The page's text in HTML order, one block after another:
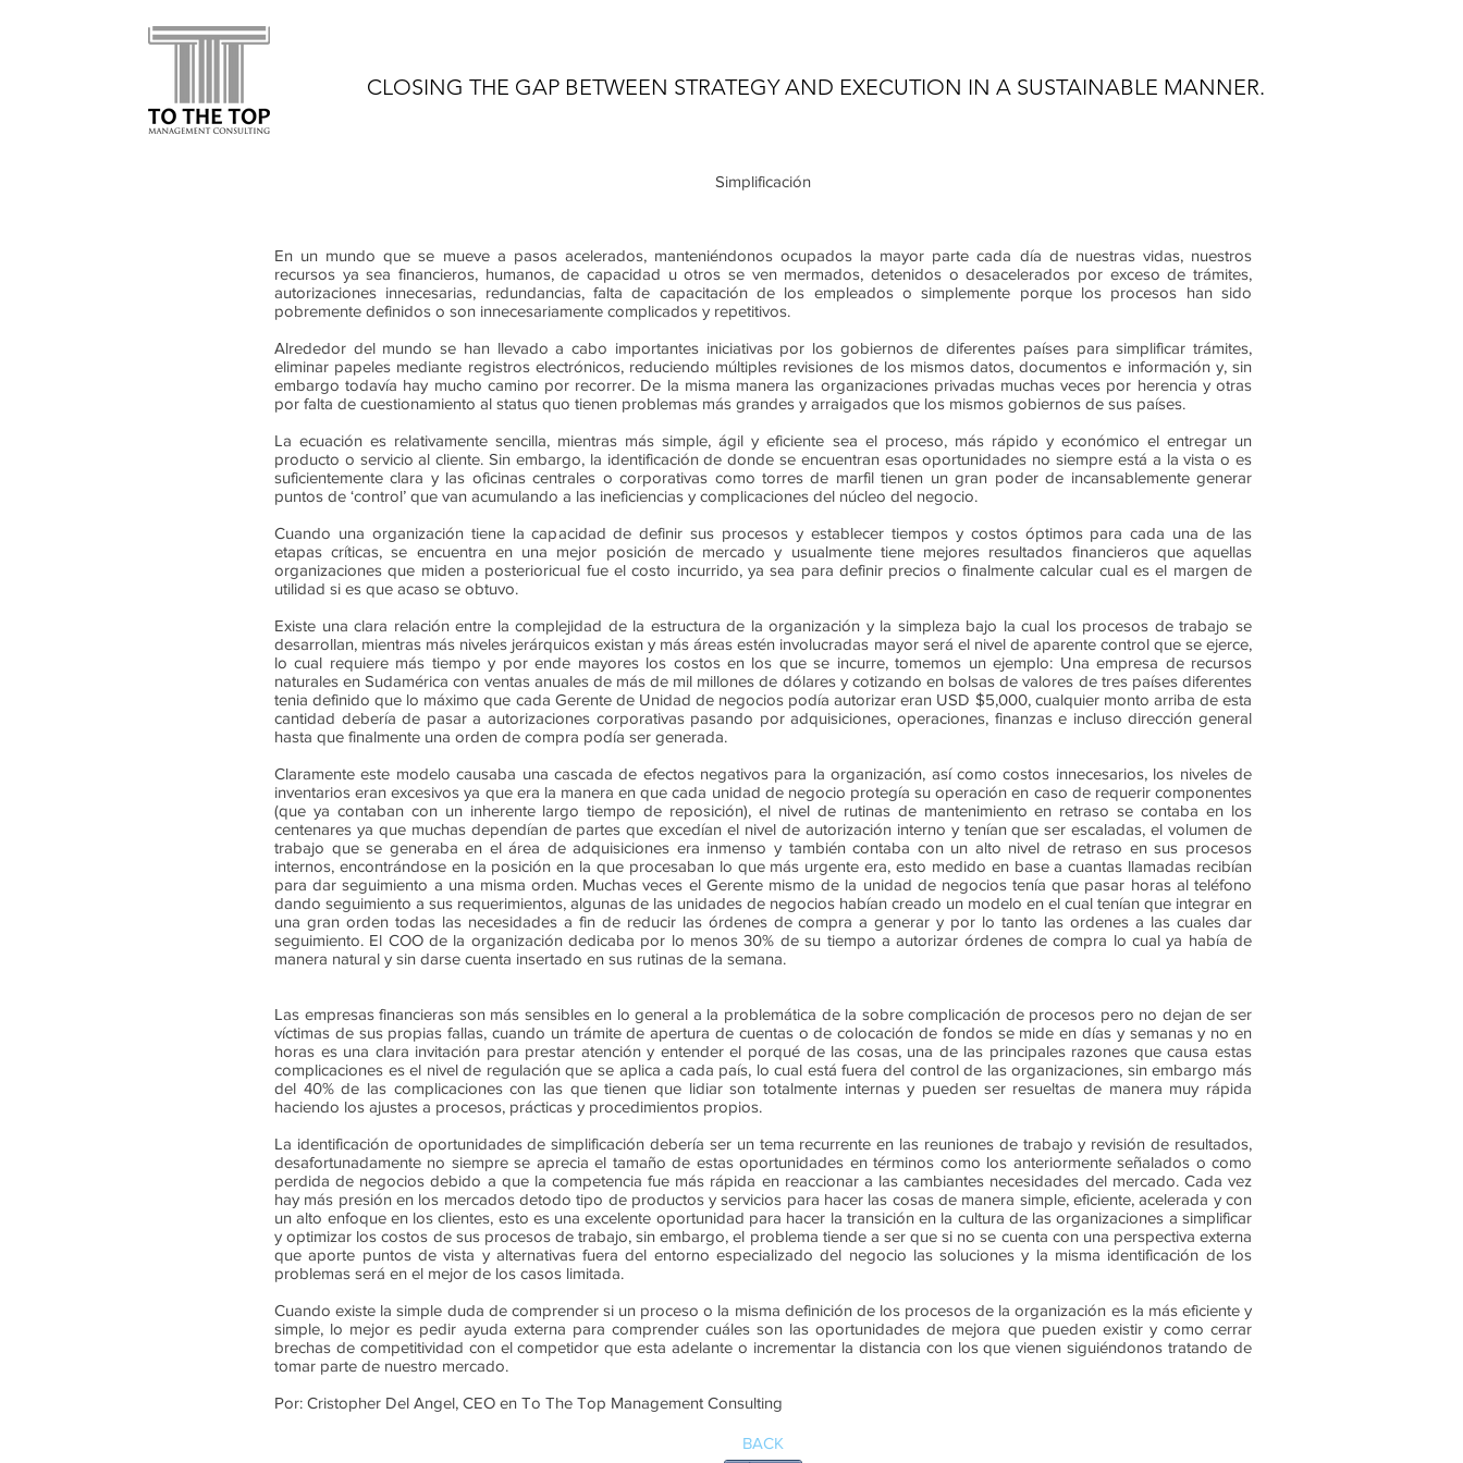
CLOSING THE GAP BETWEEN STRATEGY AND EXECUTION IN A SUSTAINABLE MANNER.
Simplificación
En un mundo que se mueve a pasos acelerados, manteniéndonos ocupados la mayor parte cada día de nuestras vidas, nuestros
recursos ya sea financieros, humanos, de capacidad u otros se ven mermados, detenidos o desacelerados por exceso de trámites,
autorizaciones innecesarias, redundancias, falta de capacitación de los empleados o simplemente porque los procesos han sido
pobremente definidos o son innecesariamente complicados y repetitivos.
Alrededor del mundo se han llevado a cabo importantes iniciativas por los gobiernos de diferentes países para simplificar trámites,
eliminar papeles mediante registros electrónicos, reduciendo múltiples revisiones de los mismos datos, documentos e información y, sin
embargo todavía hay mucho camino por recorrer. De la misma manera las organizaciones privadas muchas veces por herencia y otras
por falta de cuestionamiento al status quo tienen problemas más grandes y arraigados que los mismos gobiernos de sus países.
La ecuación es relativamente sencilla, mientras más simple, ágil y eficiente sea el proceso, más rápido y económico el entregar un
producto o servicio al cliente. Sin embargo, la identificación de donde se encuentran esas oportunidades no siempre está a la vista o es
suficientemente clara y las oficinas centrales o corporativas como torres de marfil tienen un gran poder de incansablemente generar
puntos de ‘control’ que van acumulando a las ineficiencias y complicaciones del núcleo del negocio.
Cuando una organización tiene la capacidad de definir sus procesos y establecer tiempos y costos óptimos para cada una de las
etapas críticas, se encuentra en una mejor posición de mercado y usualmente tiene mejores resultados financieros que aquellas
organizaciones que miden a posterioricual fue el costo incurrido, ya sea para definir precios o finalmente calcular cual es el margen de
utilidad si es que acaso se obtuvo.
Existe una clara relación entre la complejidad de la estructura de la organización y la simpleza bajo la cual los procesos de trabajo se
desarrollan, mientras más niveles jerárquicos existan y más áreas estén involucradas mayor será el nivel de aparente control que se ejerce,
lo cual requiere más tiempo y por ende mayores los costos en los que se incurre, tomemos un ejemplo: Una empresa de recursos
naturales en Sudamérica con ventas anuales de más de mil millones de dólares y cotizando en bolsas de valores de tres países diferentes
tenia definido que lo máximo que cada Gerente de Unidad de negocios podía autorizar eran USD $5,000, cualquier monto arriba de esta
cantidad debería de pasar a autorizaciones corporativas pasando por adquisiciones, operaciones, finanzas e incluso dirección general
hasta que finalmente una orden de compra podía ser generada.
Claramente este modelo causaba una cascada de efectos negativos para la organización, así como costos innecesarios, los niveles de
inventarios eran excesivos ya que era la manera en que cada unidad de negocio protegía su operación en caso de requerir componentes
(que ya contaban con un inherente largo tiempo de reposición), el nivel de rutinas de mantenimiento en retraso se contaba en los
centenares ya que muchas dependían de partes que excedían el nivel de autorización interno y tenían que ser escaladas, el volumen de
trabajo que se generaba en el área de adquisiciones era inmenso y también contaba con un alto nivel de retraso en sus procesos
internos, encontrándose en la posición en la que procesaban lo que más urgente era, esto medido en base a cuantas llamadas recibían
para dar seguimiento a una misma orden. Muchas veces el Gerente mismo de la unidad de negocios tenía que pasar horas al teléfono
dando seguimiento a sus requerimientos, algunas de las unidades de negocios habían creado un modelo en el cual tenían que integrar en
una gran orden todas las necesidades a fin de reducir las órdenes de compra a generar y por lo tanto las ordenes a las cuales dar
seguimiento. El COO de la organización dedicaba por lo menos 30% de su tiempo a autorizar órdenes de compra lo cual ya había de
manera natural y sin darse cuenta insertado en sus rutinas de la semana.
Las empresas financieras son más sensibles en lo general a la problemática de la sobre complicación de procesos pero no dejan de ser
víctimas de sus propias fallas, cuando un trámite de apertura de cuentas o de colocación de fondos se mide en días y semanas y no en
horas es una clara invitación para prestar atención y entender el porqué de las cosas, una de las principales razones que causa estas
complicaciones es el nivel de regulación que se aplica a cada país, lo cual está fuera del control de las organizaciones, sin embargo más
del 40% de las complicaciones con las que tienen que lidiar son totalmente internas y pueden ser resueltas de manera muy rápida
haciendo los ajustes a procesos, prácticas y procedimientos propios.
La identificación de oportunidades de simplificación debería ser un tema recurrente en las reuniones de trabajo y revisión de resultados,
desafortunadamente no siempre se aprecia el tamaño de estas oportunidades en términos como los anteriormente señalados o como
perdida de negocios debido a que la competencia fue más rápida en reaccionar a las cambiantes necesidades del mercado. Cada vez
hay más presión en los mercados detodo tipo de productos y servicios para hacer las cosas de manera simple, eficiente, acelerada y con
un alto enfoque en los clientes, esto es una excelente oportunidad para hacer la transición en la cultura de las organizaciones a simplificar
y optimizar los costos de sus procesos de trabajo, sin embargo, el problema tiende a ser que si no se cuenta con una perspectiva externa
que aporte puntos de vista y alternativas fuera del entorno especializado del negocio las soluciones y la misma identificación de los
problemas será en el mejor de los casos limitada.
Cuando existe la simple duda de comprender si un proceso o la misma definición de los procesos de la organización es la más eficiente y
simple, lo mejor es pedir ayuda externa para comprender cuáles son las oportunidades de mejora que pueden existir y como cerrar
brechas de competitividad con el competidor que esta adelante o incrementar la distancia con los que vienen siguiéndonos tratando de
tomar parte de nuestro mercado.
Por: Cristopher Del Angel, CEO en To The Top Management Consulting
BACK